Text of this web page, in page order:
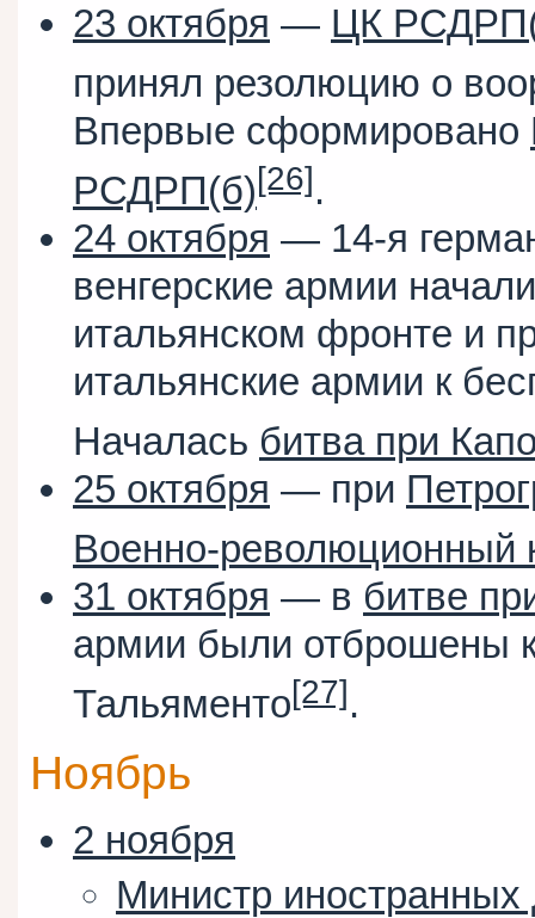
23 октября — ЦК
принял резолюцию о
Впервые сформировано
РСДРП(б)[26].
24 октября — 14-я
венгерские армии
итальянском фронте и
итальянские армии к
Началась битва при
25 октября — при
Военно-революционный
31 октября — в битве
армии были отброшены
Тальяменто[27].
Ноябрь
2 ноября
Министр иностранных